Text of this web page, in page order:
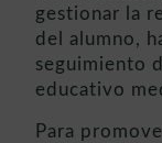
gestionar la
del alumno,
seguimiento
educativo
Para